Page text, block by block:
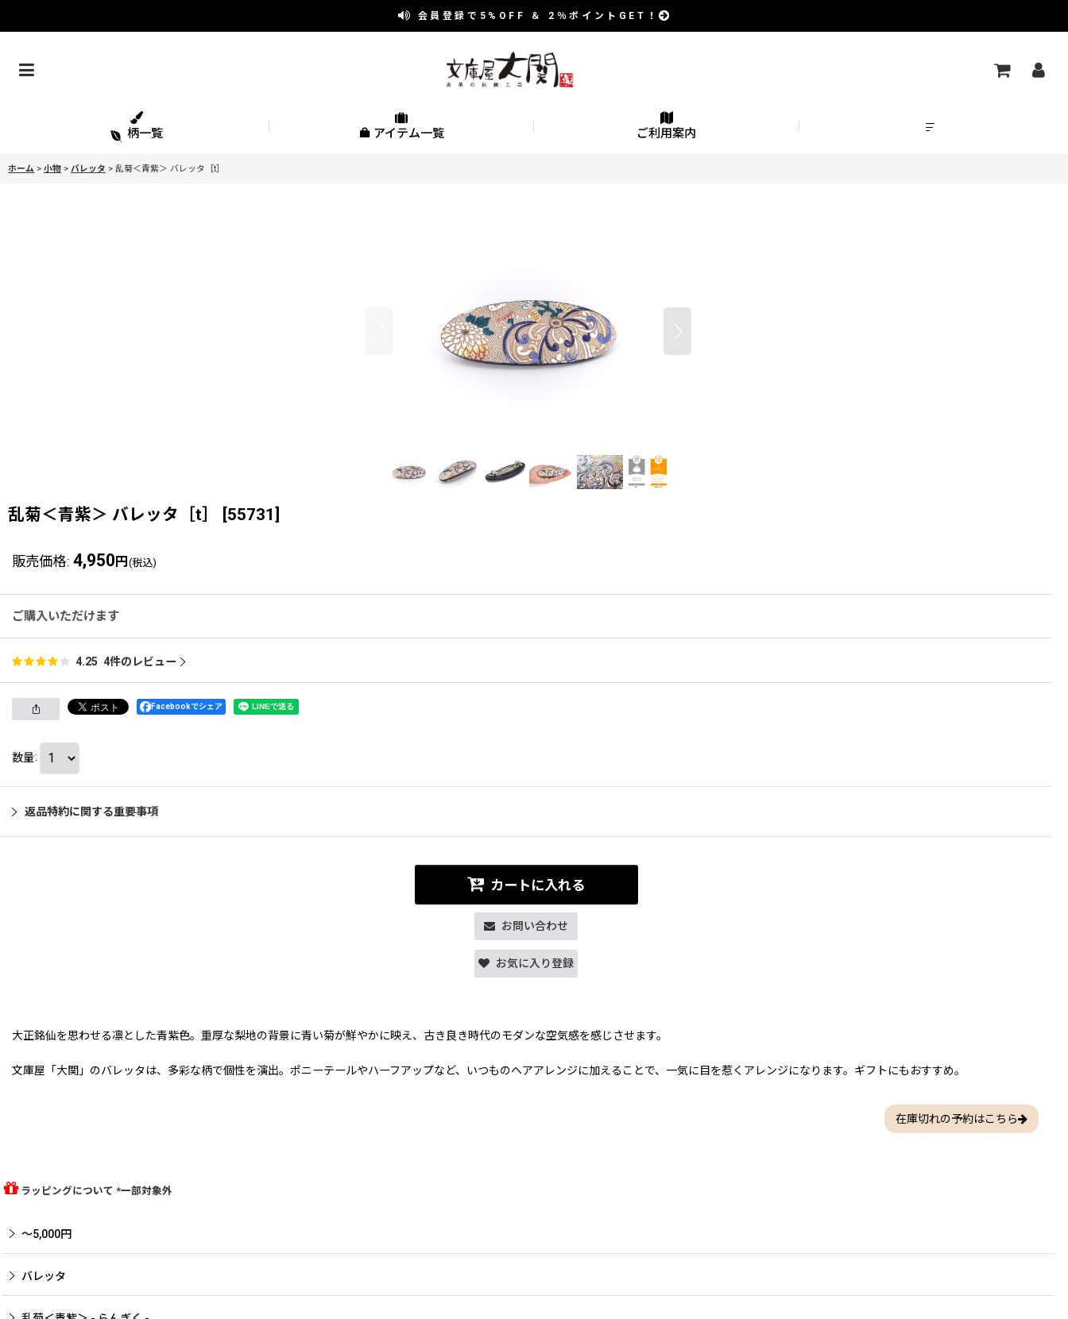
会員登録で 5%OFF ＆ 2％ポイントGET！
柄一覧 アイテム一覧 ご利用案内
ホーム > 小物 > バレッタ > 乱菊＜青紫＞ バレッタ［t］
乱菊＜青紫＞ バレッタ［t］ 55731
販売価格: 4,950 円 (税込)
ご購入いただけます
4.25 4件のレビュー
Facebookでシェア
数量:
返品特約に関する重要事項
カートに入れる
お問い合わせ
お気に入り登録
大正銘仙を思わせる凛とした青紫色。重厚な梨地の背景に青い菊が鮮やかに映え、古き良き時代のモダンな空気感を感じさせます。
文庫屋「大関」のバレッタは、多彩な柄で個性を演出。ポニーテールやハーフアップなど、いつものヘアアレンジに加えることで、一気に目を惹くアレンジになります。ギフトにもおすすめ。
在庫切れの予約はこちら
ラッピングについて *一部対象外
〜5,000円
バレッタ